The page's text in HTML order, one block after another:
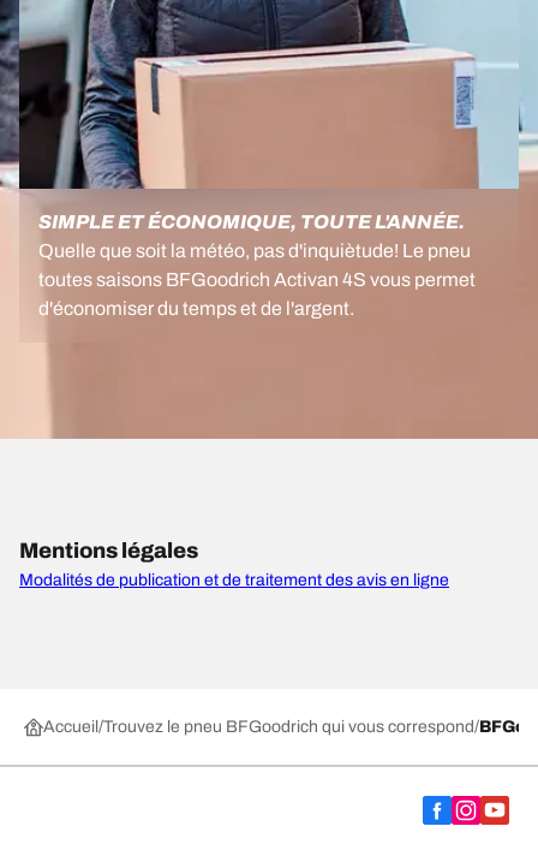
SIMPLE ET ÉCONOMIQUE, TOUTE L'ANNÉE.
Quelle que soit la météo, pas d'inquiètude! Le pneu
toutes saisons BFGoodrich Activan 4S vous permet
d'économiser du temps et de l'argent.
Mentions légales
Modalités de publication et de traitement des avis en ligne
Accueil Trouvez le pneu BFGoodrich qui vous correspond